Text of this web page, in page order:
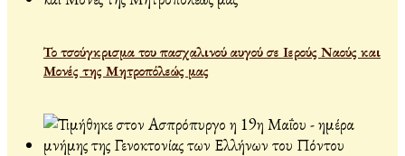
Το τσούγκρισμα του πασχαλινού αυγού σε Ιερούς Ναούς και
Μονές της Μητροπόλεώς μας